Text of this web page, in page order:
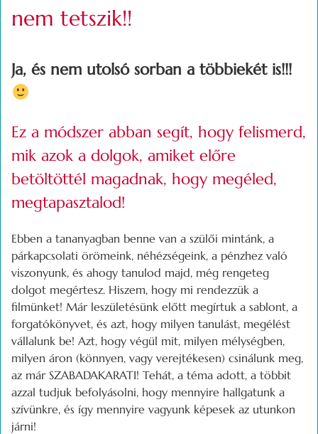
nem tetszik!!
Ja, és nem utolsó sorban a többiekét is!!!
Ez a módszer abban segít, hogy felismerd,
mik azok a dolgok, amiket előre
betöltöttél magadnak, hogy megéled,
megtapasztalod!
Ebben a tananyagban benne van a szülői mintánk, a
párkapcsolati örömeink, néhézségeink, a pénzhez való
viszonyunk, és ahogy tanulod majd, még rengeteg
dolgot megértesz. Hiszem, hogy mi rendezzük a
filmünket! Már leszületésünk előtt megírtuk a sablont, a
forgatókönyvet, és azt, hogy milyen tanulást, megélést
vállalunk be! Azt, hogy végül mit, milyen mélységben,
milyen áron (könnyen, vagy verejtékesen) csinálunk meg,
az már SZABADAKARATI! Tehát, a téma adott, a többit
azzal tudjuk befolyásolni, hogy mennyire hallgatunk a
szívünkre, és így mennyire vagyunk képesek az utunkon
járni!